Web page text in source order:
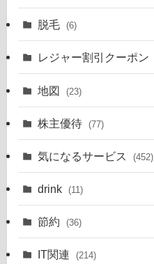
脱毛 (6)
レジャー割引クーポン
地図 (23)
株主優待 (77)
気になるサービス (452)
drink (11)
節約 (36)
IT関連 (214)